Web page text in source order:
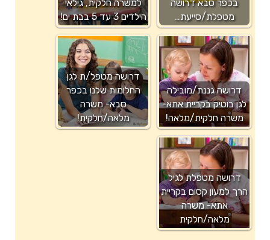
בכפר סבא דרושה
מטפלת/סייעת…
למשרה חלקית, גילאי
הילדים 3 עד 5 בבת ים!
דרושה גננת/מובילה
לגן בוטיק בקריית אתא-
משרה חלקית/מלאה!
דרושה מטפל/ת לגן
החלומות שלנו בכפר
סבא- משרה
מלאה/חלקית!
דרושה מטפלת לגיל
הרך למעון קסום בקריית
אתא- משרה
מלאה/חלקית